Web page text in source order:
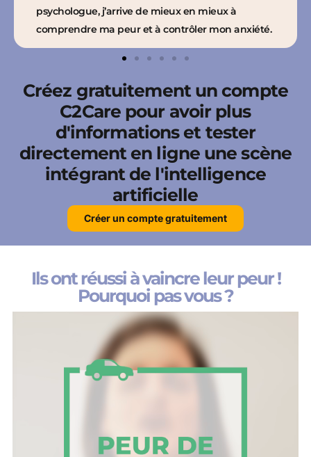
psychologue, j’arrive de mieux en mieux à
comprendre ma peur et à contrôler mon anxiété.
Créez gratuitement un compte
C2Care pour avoir plus
d'informations et tester
directement en ligne une scène
intégrant de l'intelligence
artificielle
Créer un compte gratuitement
Ils ont réussi à vaincre leur peur !
Pourquoi pas vous ?